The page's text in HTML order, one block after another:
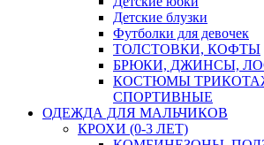
Детские блузки
Футболки для девочек
ТОЛСТОВКИ, КОФТЫ
БРЮКИ, ДЖИНСЫ,
КОСТЮМЫ
СПОРТИВНЫЕ
ОДЕЖДА ДЛЯ МАЛЬЧИКОВ
КРОХИ (0-3 ЛЕТ)